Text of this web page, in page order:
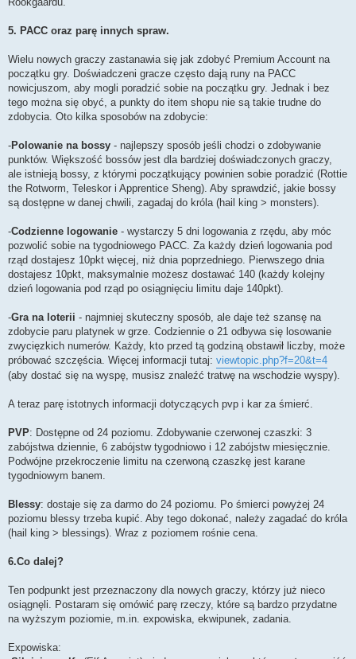
5. PACC oraz parę innych spraw.
Wielu nowych graczy zastanawia się jak zdobyć Premium Account na
początku gry. Doświadczeni gracze często dają runy na PACC
nowicjuszom, aby mogli poradzić sobie na początku gry. Jednak i bez
tego można się obyć, a punkty do item shopu nie są takie trudne do
zdobycia. Oto kilka sposobów na zdobycie:
-Polowanie na bossy - najlepszy sposób jeśli chodzi o zdobywanie
punktów. Większość bossów jest dla bardziej doświadczonych graczy,
ale istnieją bossy, z którymi początkujący powinien sobie poradzić (Rottie
the Rotworm, Teleskor i Apprentice Sheng). Aby sprawdzić, jakie bossy
są dostępne w danej chwili, zagadaj do króla (hail king > monsters).
-Codzienne logowanie - wystarczy 5 dni logowania z rzędu, aby móc
pozwolić sobie na tygodniowego PACC. Za każdy dzień logowania pod
rząd dostajesz 10pkt więcej, niż dnia poprzedniego. Pierwszego dnia
dostajesz 10pkt, maksymalnie możesz dostawać 140 (każdy kolejny
dzień logowania pod rząd po osiągnięciu limitu daje 140pkt).
-Gra na loterii - najmniej skuteczny sposób, ale daje też szansę na
zdobycie paru platynek w grze. Codziennie o 21 odbywa się losowanie
zwycięzkich numerów. Każdy, kto przed tą godziną obstawił liczby, może
próbować szczęścia. Więcej informacji tutaj: viewtopic.php?f=20&t=4
(aby dostać się na wyspę, musisz znaleźć tratwę na wschodzie wyspy).
A teraz parę istotnych informacji dotyczących pvp i kar za śmierć.
PVP: Dostępne od 24 poziomu. Zdobywanie czerwonej czaszki: 3
zabójstwa dziennie, 6 zabójstw tygodniowo i 12 zabójstw miesięcznie.
Podwójne przekroczenie limitu na czerwoną czaszkę jest karane
tygodniowym banem.
Blessy: dostaje się za darmo do 24 poziomu. Po śmierci powyżej 24
poziomu blessy trzeba kupić. Aby tego dokonać, należy zagadać do króla
(hail king > blessings). Wraz z poziomem rośnie cena.
6.Co dalej?
Ten podpunkt jest przeznaczony dla nowych graczy, którzy już nieco
osiągnęli. Postaram się omówić parę rzeczy, które są bardzo przydatne
na wyższym poziomie, m.in. expowiska, ekwipunek, zadania.
Expowiska: